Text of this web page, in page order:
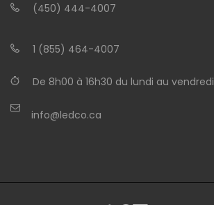
(450) 444-4007
1 (855) 464-4007
De 8h00 à 16h30 du lundi au vendredi
info@ledco.ca